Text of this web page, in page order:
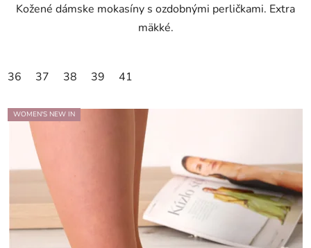
Kožené dámske mokasíny s ozdobnými perličkami. Extra
mäkké.
36 37 38 39 41
WOMEN'S NEW IN